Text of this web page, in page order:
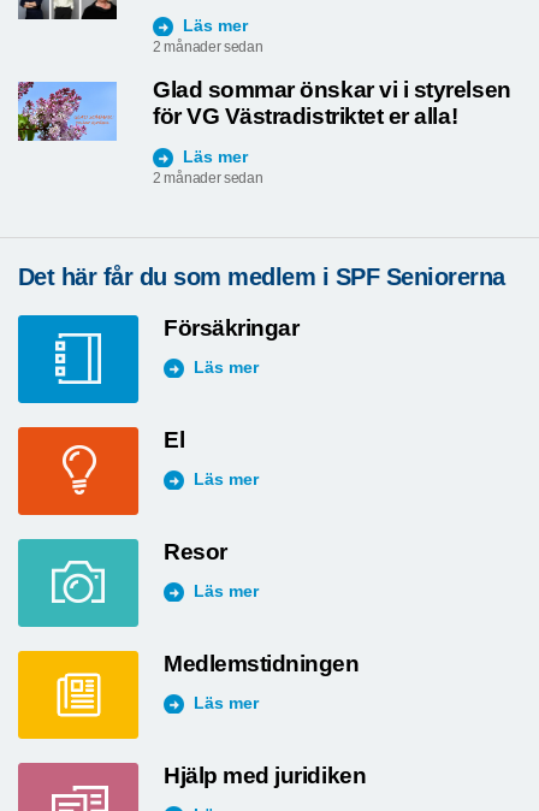
Läs mer
2 månader sedan
Glad sommar önskar vi i styrelsen
för VG Västradistriktet er alla!
Läs mer
2 månader sedan
Det här får du som medlem i SPF Seniorerna
Försäkringar
Läs mer
El
Läs mer
Resor
Läs mer
Medlemstidningen
Läs mer
Hjälp med juridiken